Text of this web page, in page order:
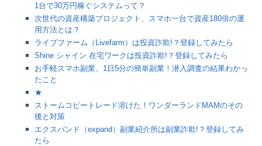
1台で30万円稼ぐシステムって？
次世代の資産構築プロジェクト、スマホ一台で資産180倍の運
用方法とは？
ライブファーム（Livefarm）は投資詐欺!？登録してみたら
Shine シャイン 在宅ワークは投資詐欺!？登録してみたら
お手軽スマホ副業、1日5分の簡単副業！潜入調査の結果わかっ
たこと
★
ストームコピートレード溶けた！ワンダーランドMAMのその
後と対策
エクスパンド（expand）副業紹介所は副業詐欺!？登録してみ
たら